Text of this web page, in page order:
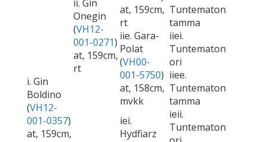
i. Gin
Boldino
(VH12-
001-0357)
at, 159cm,
ii. Gin
Onegin
(VH12-
001-0271)
at, 159cm,
rt
at, 159cm,
rt
Tuntematon
tamma
iie. Gara-
Polat
(VH00-
001-5750)
at, 158cm,
mvkk
iiei.
Tuntematon
ori
iiee.
Tuntematon
tamma
iei.
Hydfiarz
ieii.
Tuntematon